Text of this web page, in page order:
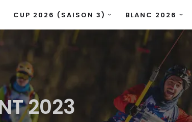
CUP 2026 (SAISON 3) BLANC 2026
2023